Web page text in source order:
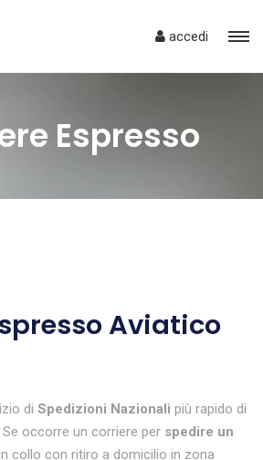
accedi
Espresso
Aviatico
di Spedizioni Nazionali più rapido di
Se occorre un corriere per spedire un
collo con ritiro a domicilio in zona